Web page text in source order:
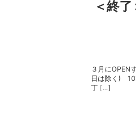
＜終
３月にOPEN
日は除く)
丁 […]